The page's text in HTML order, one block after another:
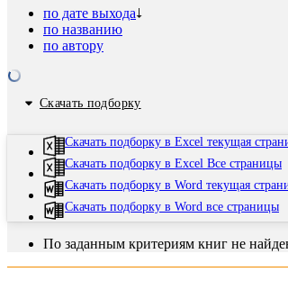
по дате выхода
по названию
по автору
Скачать подборку
Скачать подборку в Excel текущая
Скачать подборку в Excel Все страницы
Скачать подборку в Word текущая
Скачать подборку в Word все страницы
По заданным критериям книг не